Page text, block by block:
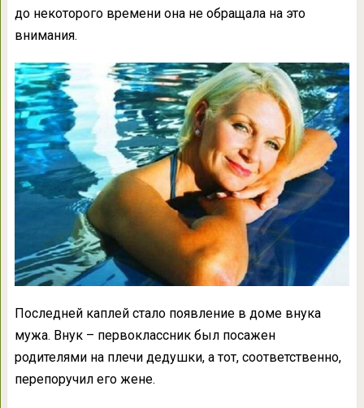
до некоторого времени она не обращала на это
внимания.
Последней каплей стало появление в доме внука
мужа. Внук – первоклассник был посажен
родителями на плечи дедушки, а тот, соответственно,
перепоручил его жене.